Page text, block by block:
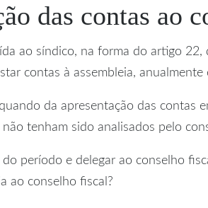
das contas ao
ao síndico, na forma do artigo
contas à assembleia, anualmente
da apresentação das contas
tenham sido analisados pelo
período e delegar ao conselho
ao conselho fiscal?